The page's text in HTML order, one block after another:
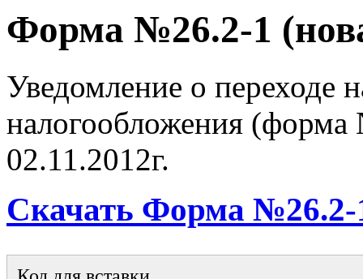
Форма №26.2-1
Уведомление о переходе
налогообложения
02.11.2012г.
Скачать Форма №26.2-